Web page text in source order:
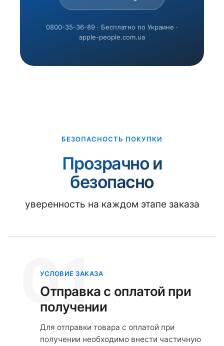
0800-35-36-89 · Бесплатно по Украине ·
apple-people.com.ua
БЕЗОПАСНОСТЬ ПОКУПКИ
Прозрачно и
безопасно
уверенность на каждом этапе заказа
01
УСЛОВИЕ ЗАКАЗА
Отправка с оплатой при
получении
Для отправки товара с оплатой при
получении необходимо внести частичную